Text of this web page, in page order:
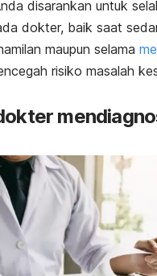
disarankan untuk
dokter, baik saat
maupun selama
risiko masalah